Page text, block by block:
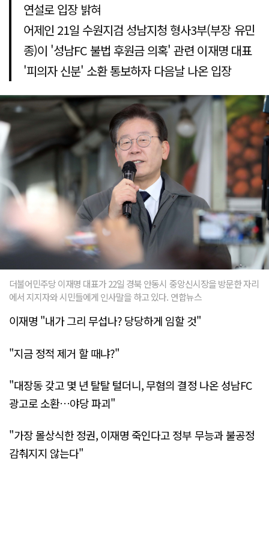
연설로 입장 밝혀
어제인 21일 수원지검 성남지청 형사3부(부장 유민
종)이 '성남FC 불법 후원금 의혹' 관련 이재명 대표
'피의자 신분' 소환 통보하자 다음날 나온 입장
더불어민주당 이재명 대표가 22일 경북 안동시 중앙신시장을 방문한 자리
에서 지지자와 시민들에게 인사말을 하고 있다. 연합뉴스
이재명 "내가 그리 무섭나? 당당하게 임할 것"
"지금 정적 제거 할 때냐?"
"대장동 갖고 몇 년 탈탈 털더니, 무혐의 결정 나온 성남FC
광고로 소환…야당 파괴"
"가장 몰상식한 정권, 이재명 죽인다고 정부 무능과 불공정
감춰지지 않는다"